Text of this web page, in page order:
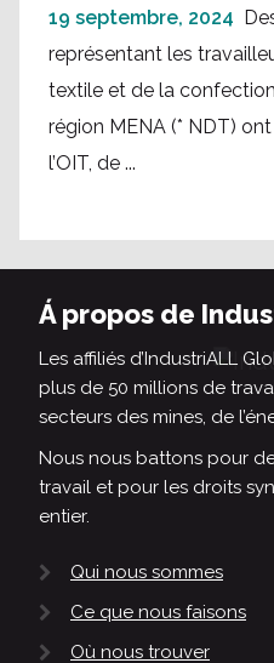
19 septembre, 2024
représentant les
textile et de la
région MENA (* NDT)
l’OIT, de ...
Á propos de
Les affiliés d’IndustriALL
plus de 50 millions de
secteurs des mines, de
Nous nous battons pour
travail et pour les droits
entier.
Qui nous sommes
Ce que nous faisons
Où nous trouver